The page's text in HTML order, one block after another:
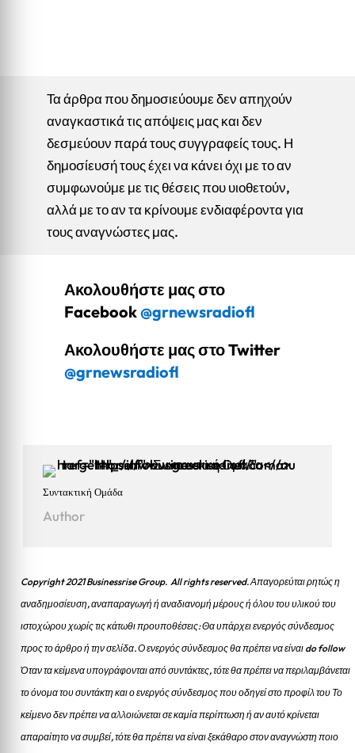
Τα άρθρα που δημοσιεύουμε δεν απηχούν
αναγκαστικά τις απόψεις μας και δεν
δεσμεύουν παρά τους συγγραφείς τους. Η
δημοσίευσή τους έχει να κάνει όχι με το αν
συμφωνούμε με τις θέσεις που υιοθετούν,
αλλά με το αν τα κρίνουμε ενδιαφέροντα για
τους αναγνώστες μας.
Ακολουθήστε μας στο
Facebook@grnewsradiofl
Ακολουθήστε μας στο Twitter
@grnewsradiofl
Συντακτική Ομάδα
Author
Copyright 2021 Businessrise Group. All rights reserved. Απαγορεύται ρητώς η
αναδημοσίευση, αναπαραγωγή ή αναδιανομή μέρους ή όλου του υλικού του
ιστοχώρου χωρίς τις κάτωθι προυποθέσεις: Θα υπάρχει ενεργός σύνδεσμος
προς το άρθρο ή την σελίδα.Ο ενεργός σύνδεσμος θα πρέπει να είναι do follow
Όταν τα κείμενα υπογράφονται από συντάκτες, τότε θα πρέπει να περιλαμβάνεται
το όνομα του συντάκτη και ο ενεργός σύνδεσμος που οδηγεί στο προφίλ του Το
κείμενο δεν πρέπει να αλλοιώνεται σε καμία περίπτωση ή αν αυτό κρίνεται
απαραίτητο να συμβεί, τότε θα πρέπει να είναι ξεκάθαρο στον αναγνώστη ποιο